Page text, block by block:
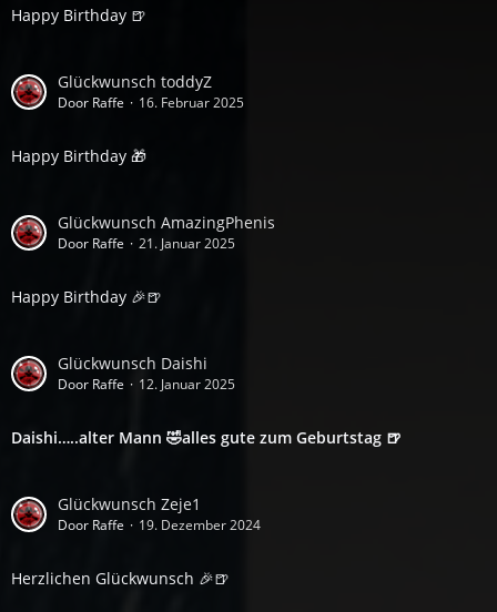
Happy Birthday 🍺
Glückwunsch toddyZ
Door Raffe 16. Februar 2025
Happy Birthday 🎁
Glückwunsch AmazingPhenis
Door Raffe 21. Januar 2025
Happy Birthday 🎉🍺
Glückwunsch Daishi
Door Raffe 12. Januar 2025
Daishi…..alter Mann 🤣alles gute zum Geburtstag 🍺
Glückwunsch Zeje1
Door Raffe 19. Dezember 2024
Herzlichen Glückwunsch 🎉🍺